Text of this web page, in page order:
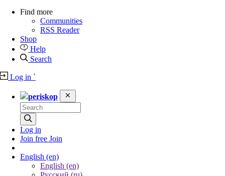
Find more
Communities
RSS Reader
Shop
Help
Search
Log in `
periskop
Log in
Join free Join
English (en)
English (en)